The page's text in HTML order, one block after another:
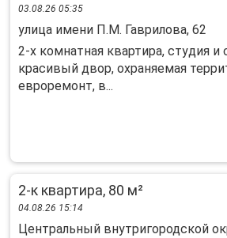
03.08.26 05:35
улица имени П.М. Гаврилова, 62
2-х комнатная квартира, студия и
красивый двор, охраняемая
евроремонт, в...
2-к квартира, 80 м²
04.08.26 15:14
Центральный внутригородской